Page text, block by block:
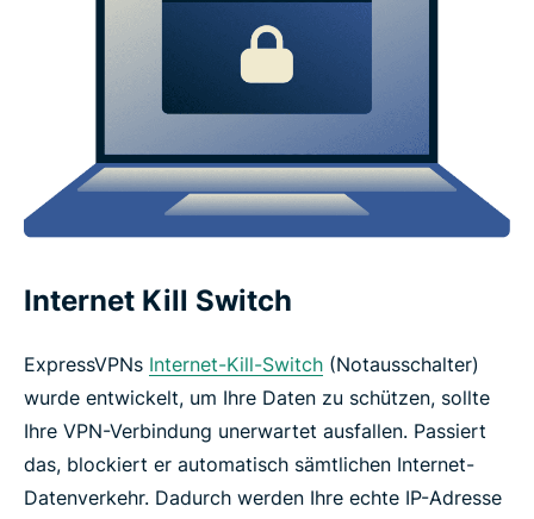
Internet Kill Switch
ExpressVPNs Internet-Kill-Switch (Notausschalter)
wurde entwickelt, um Ihre Daten zu schützen, sollte
Ihre VPN-Verbindung unerwartet ausfallen. Passiert
das, blockiert er automatisch sämtlichen Internet-
Datenverkehr. Dadurch werden Ihre echte IP-Adresse